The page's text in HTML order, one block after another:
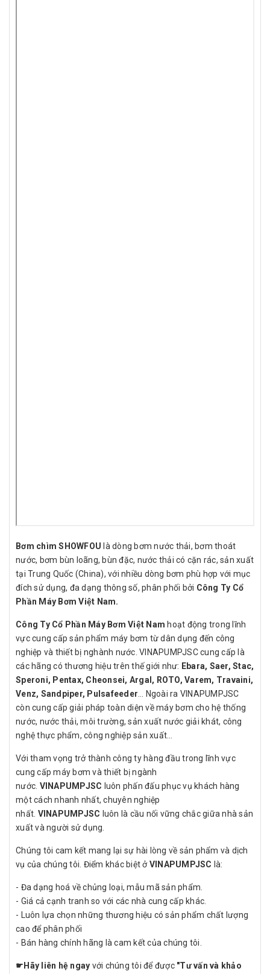
Bơm chìm SHOWFOU là dòng bơm nước thải, bơm thoát
nước, bơm bùn loãng, bùn đặc, nước thải có cặn rác, sản xuất
tại Trung Quốc (China), với nhiều dòng bơm phù hợp với mục
đích sử dụng, đa dạng thông số, phân phối bởi Công Ty Cổ
Phần Máy Bơm Việt Nam.
Công Ty Cổ Phần Máy Bơm Việt Nam hoạt động trong lĩnh
vực cung cấp sản phẩm máy bơm từ dân dụng đến công
nghiệp và thiết bị nghành nước. VINAPUMPJSC cung cấp là
các hãng có thương hiệu trên thế giới như: Ebara, Saer, Stac,
Speroni, Pentax, Cheonsei, Argal, ROTO, Varem, Travaini,
Venz, Sandpiper, Pulsafeeder… Ngoài ra VINAPUMPJSC
còn cung cấp giải pháp toàn diện về máy bơm cho hệ thống
nước, nước thải, môi trường, sản xuất nước giải khát, công
nghệ thực phẩm, công nghiệp sản xuất…
Với tham vọng trở thành công ty hàng đầu trong lĩnh vực
cung cấp máy bơm và thiết bị ngành
nước. VINAPUMPJSC luôn phấn đấu phục vụ khách hàng
một cách nhanh nhất, chuyên nghiệp
nhất. VINAPUMPJSC luôn là cầu nối vững chắc giữa nhà sản
xuất và người sử dụng.
Chúng tôi cam kết mang lại sự hài lòng về sản phẩm và dịch
vụ của chúng tôi. Điểm khác biệt ởVINAPUMPJSC là:
- Đa dạng hoá về chủng loại, mẫu mã sản phẩm.
- Giá cả cạnh tranh so với các nhà cung cấp khác.
- Luôn lựa chọn những thương hiệu có sản phẩm chất lượng
cao để phân phối
- Bán hàng chính hãng là cam kết của chúng tôi.
☛ Hãy liên hệ ngay với chúng tôi để được "Tư vấn và khảo